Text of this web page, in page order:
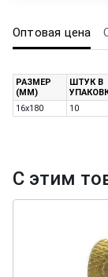
Оптовая цена
РАЗМЕР
(ММ)
ШТУК В
16х180
10
С этим